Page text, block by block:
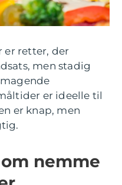
er retter, der
men stadig
er ideelle til
er knap, men
nemme